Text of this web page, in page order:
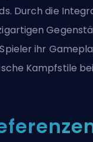
Durch die
ihr
Kampfstile